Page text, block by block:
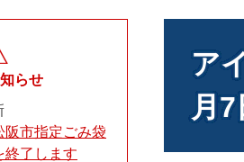
ア
月7
らせ
阪市指定ごみ袋
終了します